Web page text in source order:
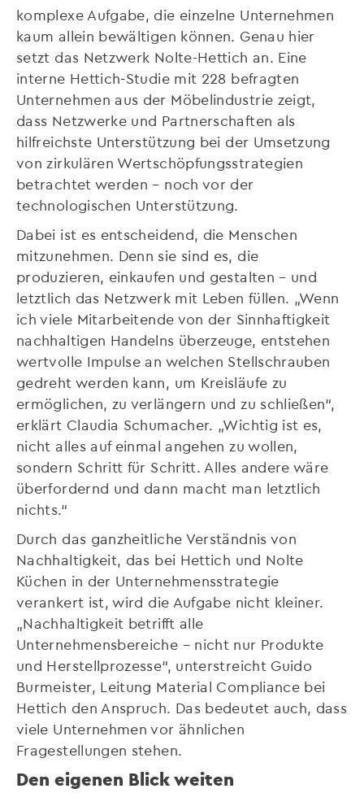
komplexe Aufgabe, die einzelne Unternehmen
kaum allein bewältigen können. Genau hier
setzt das Netzwerk Nolte-Hettich an. Eine
interne Hettich-Studie mit 228 befragten
Unternehmen aus der Möbelindustrie zeigt,
dass Netzwerke und Partnerschaften als
hilfreichste Unterstützung bei der Umsetzung
von zirkulären Wertschöpfungsstrategien
betrachtet werden – noch vor der
technologischen Unterstützung.
Dabei ist es entscheidend, die Menschen
mitzunehmen. Denn sie sind es, die
produzieren, einkaufen und gestalten – und
letztlich das Netzwerk mit Leben füllen. „Wenn
ich viele Mitarbeitende von der Sinnhaftigkeit
nachhaltigen Handelns überzeuge, entstehen
wertvolle Impulse an welchen Stellschrauben
gedreht werden kann, um Kreisläufe zu
ermöglichen, zu verlängern und zu schließen“,
erklärt Claudia Schumacher. „Wichtig ist es,
nicht alles auf einmal angehen zu wollen,
sondern Schritt für Schritt. Alles andere wäre
überfordernd und dann macht man letztlich
nichts.“
Durch das ganzheitliche Verständnis von
Nachhaltigkeit, das bei Hettich und Nolte
Küchen in der Unternehmensstrategie
verankert ist, wird die Aufgabe nicht kleiner.
„Nachhaltigkeit betrifft alle
Unternehmensbereiche – nicht nur Produkte
und Herstellprozesse“, unterstreicht Guido
Burmeister, Leitung Material Compliance bei
Hettich den Anspruch. Das bedeutet auch, dass
viele Unternehmen vor ähnlichen
Fragestellungen stehen.
Den eigenen Blick weiten